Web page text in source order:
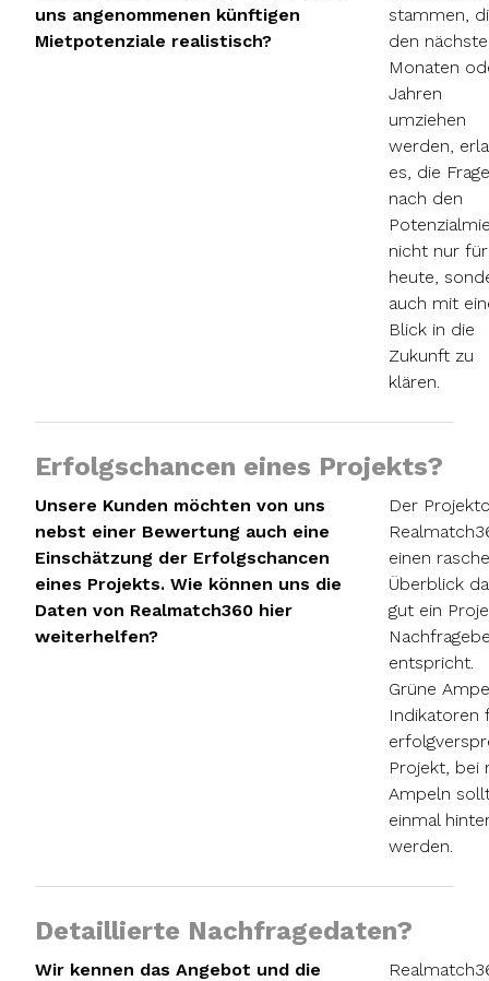
uns angenommenen künftigen
Mietpotenziale realistisch?
stammen,
den
Monaten
Jahren
umziehen
werden,
es, die Frage
nach den
nicht nur für
heute,
auch mit
Blick in die
Zukunft zu
klären.
Erfolgschancen eines Projekts?
Unsere Kunden möchten von uns
nebst einer Bewertung auch eine
Einschätzung der Erfolgschancen
eines Projekts. Wie können uns die
Daten von Realmatch360 hier
weiterhelfen?
Der
einen
Überblick
gut ein
entspricht.
Grüne
Indikatoren
Projekt, bei
Ampeln
einmal
werden.
Detaillierte Nachfragedaten?
Wir kennen das Angebot und die